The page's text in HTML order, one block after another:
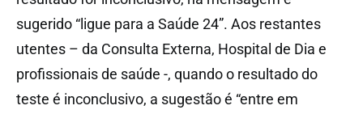
sugerido “ligue para a Saúde 24”. Aos restantes
utentes – da Consulta Externa, Hospital de Dia e
profissionais de saúde -, quando o resultado do
teste é inconclusivo, a sugestão é “entre em